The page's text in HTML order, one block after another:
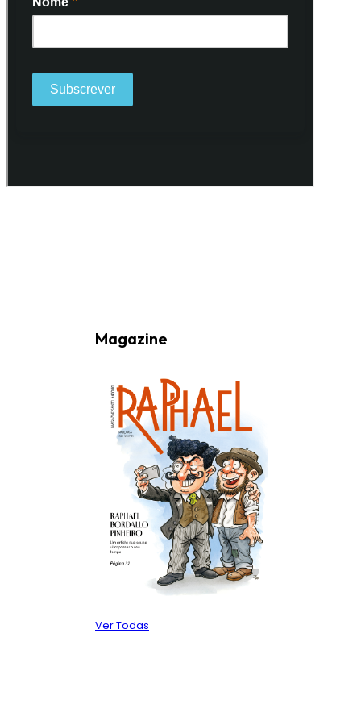
Magazine
Ver Todas